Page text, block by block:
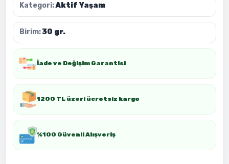
Kategori:Aktif Yaşam
Birim:30 gr.
İade ve Değişim Garantisi
1200 TL üzeri ücretsiz kargo
%100 Güvenli Alışveriş